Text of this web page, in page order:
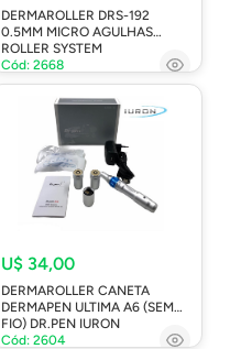
DERMAROLLER DRS-192
0.5MM MICRO AGULHAS
ROLLER SYSTEM
Cód: 2668
U$ 34,00
DERMAROLLER CANETA
DERMAPEN ULTIMA A6 (SEM
FIO) DR.PEN IURON
Cód: 2604